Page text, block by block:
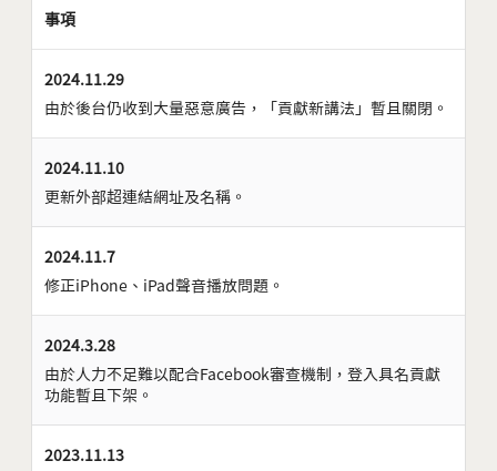
事項
2024.11.29
由於後台仍收到大量惡意廣告，「貢獻新講法」暫且關閉。
2024.11.10
更新外部超連結網址及名稱。
2024.11.7
修正iPhone、iPad聲音播放問題。
2024.3.28
由於人力不足難以配合Facebook審查機制，登入具名貢獻
功能暫且下架。
2023.11.13